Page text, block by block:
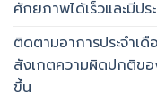
ศักยภาพได้เร็วและมีป
ติดตามอาการประจำเ
สังเกตความผิดปกติข
ขึ้น